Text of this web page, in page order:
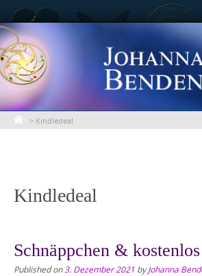
Skip
to
content
> Kindledeal
Kindledeal
Schnäppchen & kostenlos
Published on 3. Dezember 2021 byJohanna